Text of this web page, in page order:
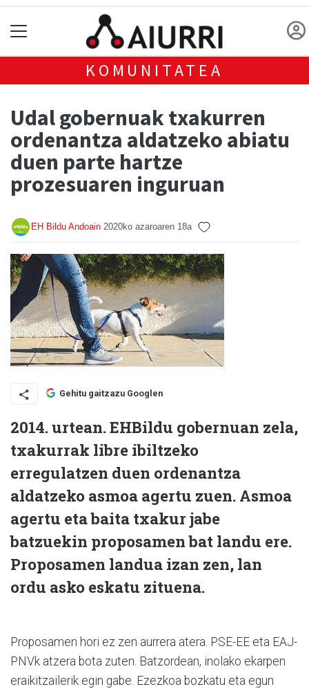
KOMUNITATEA
Udal gobernuak txakurren
ordenantza aldatzeko abiatu
duen parte hartze
prozesuaren inguruan
EH Bildu Andoain 2020ko azaroaren 18a
Gehitu gaitzazu Googlen
2014. urtean. EHBildu gobernuan zela,
txakurrak libre ibiltzeko
erregulatzen duen ordenantza
aldatzeko asmoa agertu zuen. Asmoa
agertu eta baita txakur jabe
batzuekin proposamen bat landu ere.
Proposamen landua izan zen, lan
ordu asko eskatu zituena.
Proposamen hori ez zen aurrera atera. PSE-EE eta EAJ-
PNVk atzera bota zuten. Batzordean, inolako ekarpen
eraikitzailerik egin gabe. Ezezkoa bozkatu eta egun